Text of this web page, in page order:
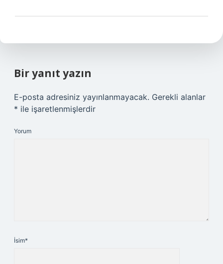
Bir yanıt yazın
E-posta adresiniz yayınlanmayacak. Gerekli alanlar
* ile işaretlenmişlerdir
Yorum
İsim*